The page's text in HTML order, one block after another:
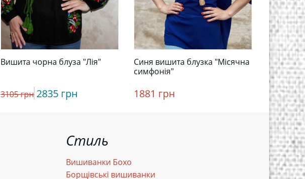
Вишита чорна блуза "Лія"
3105 грн 2835 грн
Синя вишита блузка "Місячна
симфонія"
1881 грн
Біла
3825
Стиль
Вишиванки Бохо
Борщівські вишиванки